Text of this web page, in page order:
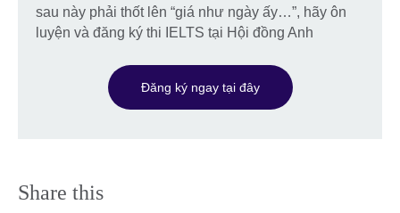
sau này phải thốt lên “giá như ngày ấy…”, hãy ôn
luyện và đăng ký thi IELTS tại Hội đồng Anh
Đăng ký ngay tại đây
Share this